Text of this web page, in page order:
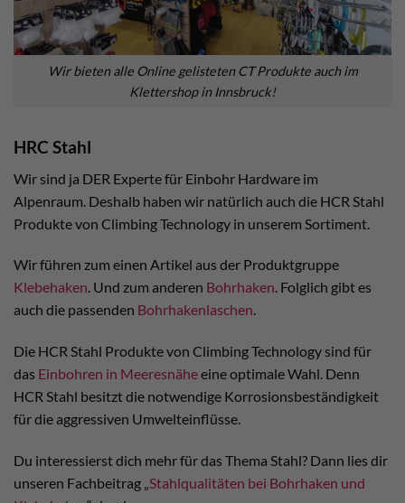
Wir bieten alle Online gelisteten CT Produkte auch im
Klettershop in Innsbruck!
HRC Stahl
Wir sind ja DER Experte für Einbohr Hardware im
Alpenraum. Deshalb haben wir natürlich auch die HCR Stahl
Produkte von Climbing Technology in unserem Sortiment.
Wir führen zum einen Artikel aus der Produktgruppe
Klebehaken. Und zum anderen Bohrhaken. Folglich gibt es
auch die passenden Bohrhakenlaschen.
Die HCR Stahl Produkte von Climbing Technology sind für
das Einbohren in Meeresnäheeine optimale Wahl. Denn
HCR Stahl besitzt die notwendige Korrosionsbeständigkeit
für die aggressiven Umwelteinflüsse.
Du interessierst dich mehr für das Thema Stahl? Dann lies dir
unseren Fachbeitrag „Stahlqualitäten bei Bohrhaken und